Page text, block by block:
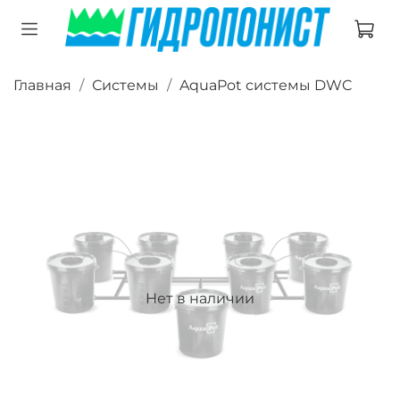
Главная Системы AquaPot системы DWC
Нет в наличии